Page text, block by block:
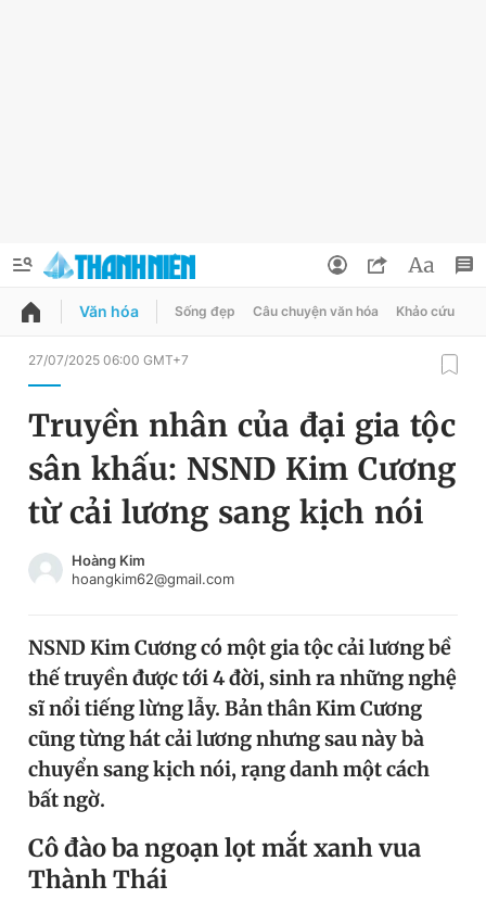
QUẢNG CÁO
Chuyên mục
Chuyên mục khác
Chào ngày mới
Video Magazine
Sản phẩm khác
Tiện ích
Thông tin tòa soạn
Đổi mật khẩu
Tin đã lưu
Đăng xuất
Văn hóa Sống đẹp Câu chuyện văn hóa Khảo cứu
27/07/2025 06:00 GMT+7
Truyền nhân của đại gia tộc
sân khấu: NSND Kim Cương
từ cải lương sang kịch nói
Hoàng Kim
hoangkim62@gmail.com
NSND Kim Cương có một gia tộc cải lương bề
thế truyền được tới 4 đời, sinh ra những nghệ
sĩ nổi tiếng lừng lẫy. Bản thân Kim Cương
cũng từng hát cải lương nhưng sau này bà
chuyển sang kịch nói, rạng danh một cách
bất ngờ.
Cô đào ba ngoạn lọt mắt xanh vua
ThànhThái